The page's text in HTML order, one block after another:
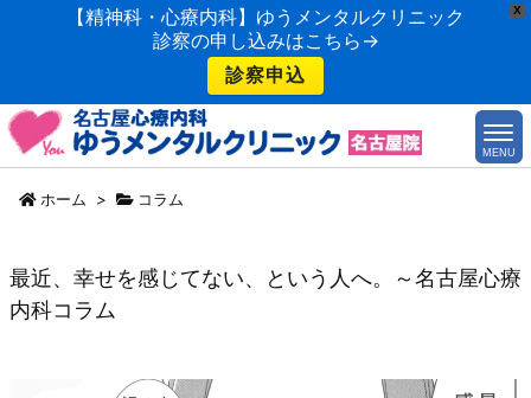
X
【精神科・心療内科】ゆうメンタルクリニック
診察の申し込みはこちら→
診察申込
MENU
ホーム > コラム
最近、幸せを感じてない、という人へ。～名古屋心療
内科コラム